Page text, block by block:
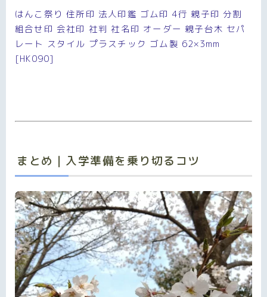
はんこ祭り 住所印 法人印鑑 ゴム印 4行 親子印 分割
組合せ印 会社印 社判 社名印 オーダー 親子台木 セパ
レート スタイル プラスチック ゴム製 62×3mm
[HK090]
まとめ｜入学準備を乗り切るコツ